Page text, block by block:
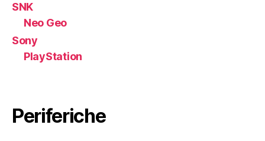
SNK
Neo Geo
Sony
PlayStation
Periferiche